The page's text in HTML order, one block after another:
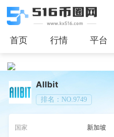
首页 行情 平台
Allbit
排名：NO.9749
国家 新加坡